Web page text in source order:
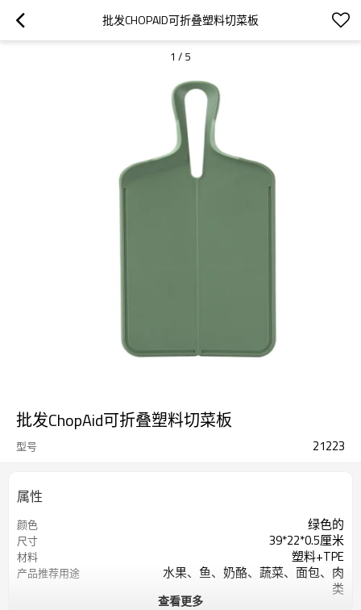
批发CHOPAID可折叠塑料切菜板
1 / 5
批发ChopAid可折叠塑料切菜板
型号 21223
属性
颜色 绿色的
尺寸 39*22*0.5厘米
材料 塑料+TPE
产品推荐用途
水果、鱼、奶酪、蔬菜、面包、肉
类
查看更多